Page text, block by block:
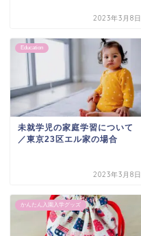
2023年3月8日
Education
未就学児の家庭学習について
／東京23区エル家の場合
2023年3月8日
かんたん入園入学グッズ